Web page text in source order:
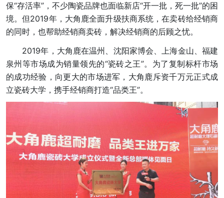
保“存活率”，不少陶瓷品牌也面临新店“开一批，死一批”的困
境。但2019年，大角鹿全面升级扶商系统，在卖砖给经销商
的同时，也帮助经销商卖砖，解决经销商的后顾之忧。
2019年，大角鹿在温州、沈阳家博会、上海金山、福建
泉州等市场成为销量领先的“瓷砖之王”。为了复制标杆市场
的成功经验，向更大的市场进军，大角鹿斥资千万元正式成
立瓷砖大学，携手经销商打造“品类王”。